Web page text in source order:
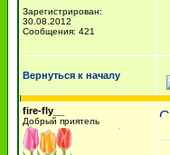
Зарегистрирован:
30.08.2012
Сообщения: 421
Вернуться к началу
fire-fly__
Добрый приятель